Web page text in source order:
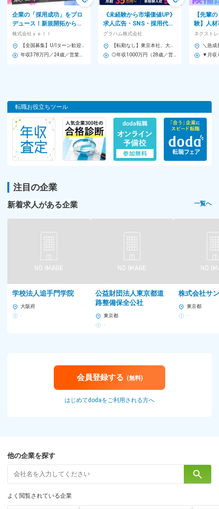
大阪・東京で募集★東京新オフィス移転予定★転勤無し・駅直結
★
【◆大阪本社】
大阪府大阪市西区新町1-5-7
地下鉄「四ツ橋」駅直結・「心斎橋」駅・「西大橋」駅
カフェ風のおしゃれオフィスです！
【◆東京オフィス】
東京都新宿区新宿3-5-6
キュープラザ新宿三丁目 4F
東京メトロ丸の内線「新宿3丁目」駅直結
【◆新・東京オフィス】
東京都渋谷区神南1-6-5
[最寄り駅]
より広く、ブースや会議室もあるオフィスへ移転します！
現在のオフィスもオシャレですが、移転先もオシャレで好立地♪屋
上テラスもあります！！
10:00～19:00（所定労働時間8h、休憩1h）
・19時ダッシュ帰りでエステに行ったりジムに通っているメンバ
勤怠システムでしっかり管理しています(19時～19時半退社が多
いです)
正社員
企業の「採用成功」をプロ
デュース！新規開拓から提
案・掲載後フォローまで担
当する企画営業
株式会社ｙｅｌｌ
《未経験から市場価値UP》
求人広告・SNS・採用代行
などを活用し、企業の採用
課題を解決する企画営業
グラハム株式会社
【先輩
験】人材
に今流
す！
転職お役立ちツール
注目の企業
新着求人がある企業 一覧へ
学校法人追手門学院
大阪府
-
公益財団法人東京都道
路整備保全公社
東京都
-
株式会社サ
東京都
-
会員登録する (無料)
はじめてdodaをご利用される方へ
他の企業を探す
よく閲覧されている企業